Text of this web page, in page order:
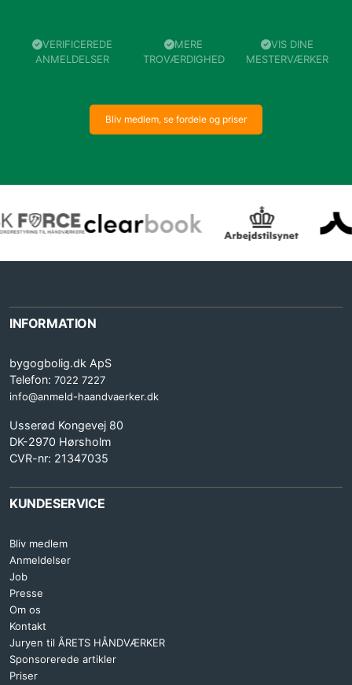
VERIFICEREDE
ANMELDELSER
MERE
TROVÆRDIGHED
VIS DINE
MESTERVÆRKER
Bliv medlem, se fordele og priser
INFORMATION
bygogbolig.dk ApS
Telefon: 7022 7227
info@anmeld-haandvaerker.dk
Usserød Kongevej 80
DK-2970 Hørsholm
CVR-nr: 21347035
KUNDESERVICE
Bliv medlem
Anmeldelser
Job
Presse
Om os
Kontakt
Juryen til ÅRETS HÅNDVÆRKER
Sponsorerede artikler
Priser